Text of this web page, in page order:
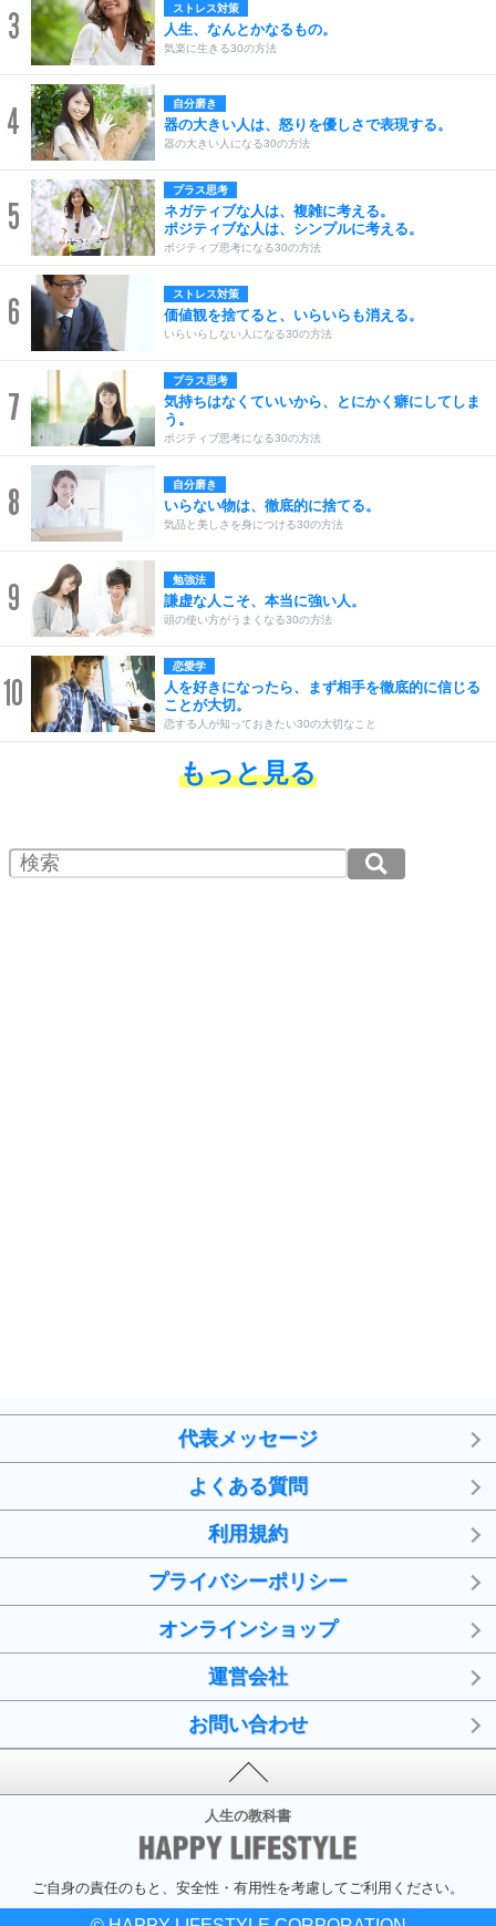
3 ストレス対策
人生、なんとかなるもの。
気楽に生きる30の方法
4 自分磨き
器の大きい人は、怒りを優しさで表現する。
器の大きい人になる30の方法
5
プラス思考
ネガティブな人は、複雑に考える。
ポジティブな人は、シンプルに考える。
ポジティブ思考になる30の方法
6 ストレス対策
価値観を捨てると、いらいらも消える。
いらいらしない人になる30の方法
7
プラス思考
気持ちはなくていいから、とにかく癖にしてしま
う。
ポジティブ思考になる30の方法
8 自分磨き
いらない物は、徹底的に捨てる。
気品と美しさを身につける30の方法
9 勉強法
謙虚な人こそ、本当に強い人。
頭の使い方がうまくなる30の方法
10
恋愛学
人を好きになったら、まず相手を徹底的に信じる
ことが大切。
恋する人が知っておきたい30の大切なこと
もっと見る
代表メッセージ
よくある質問
利用規約
プライバシーポリシー
オンラインショップ
運営会社
お問い合わせ
人生の教科書
ご自身の責任のもと、安全性・有用性を考慮してご利用ください。